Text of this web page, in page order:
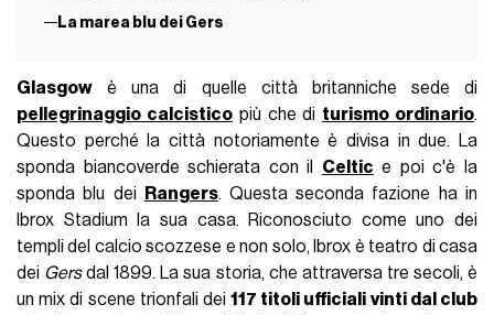
La marea blu dei Gers
Glasgow è una di quelle città britanniche sede di
pellegrinaggio calcisticopiù che di turismo ordinario.
Questo perché la città notoriamente è divisa in due. La
sponda biancoverde schierata con il Celtic e poi c'è la
sponda blu dei
Rangers. Questa seconda fazione ha in
Ibrox Stadium la sua casa. Riconosciuto come uno dei
templi del calcio scozzese e non solo, Ibrox è teatro di casa
dei Gersdal 1899. La sua storia, che attraversa tre secoli, è
un mix di scene trionfali dei117 titoli ufficiali vinti dal club